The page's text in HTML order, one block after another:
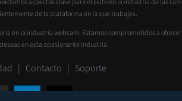
aspectos clave para el éxito en la industria de las
de la plataforma en la que trabajes.
en la industria webcam. Estamos comprometidos a
en esta apasionante industria.
| Contacto | Soporte